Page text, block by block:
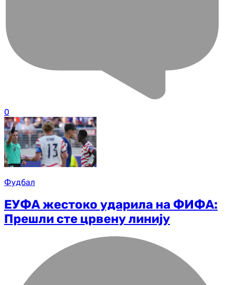
0
Фудбал
ЕУФА жестоко ударила на ФИФА:
Прешли сте црвену линију